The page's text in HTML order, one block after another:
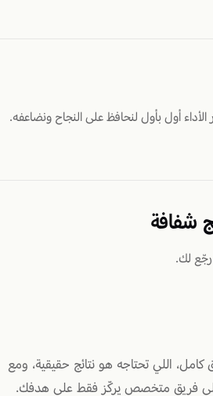
الأداء أول بأول لنحافظ على النجاح ونضاعفه.
شفافة
لك.
اللي تحتاجه هو نتائج حقيقية، ومع